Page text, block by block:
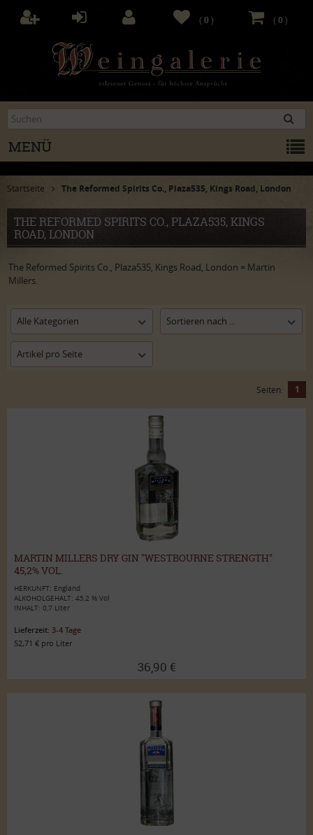
(0 )
(0 )
MENÜ
Startseite The Reformed Spirits Co., Plaza535, Kings Road, London
THE REFORMED SPIRITS CO., PLAZA535, KINGS
ROAD, LONDON
The Reformed Spirits Co., Plaza535, Kings Road, London = Martin
Millers.
Alle Kategorien Sortieren nach ...
Artikel pro Seite
Seiten: 1
MARTIN MILLERS DRY GIN "WESTBOURNE STRENGTH"
45,2% VOL.
HERKUNFT: England
ALKOHOLGEHALT: 45,2 % Vol
INHALT: 0,7 Liter
Lieferzeit: 3-4 Tage
52,71 € pro Liter
36,90 €